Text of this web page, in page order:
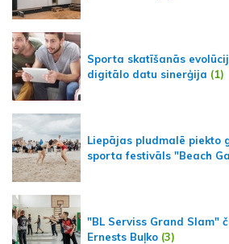
Sporta skatīšanās
digitālo datu sinerģija (1)
Liepājas pludmalē piekto
sporta festivāls "Beach
"BL Serviss Grand Slam"
Ernests Buļko (3)